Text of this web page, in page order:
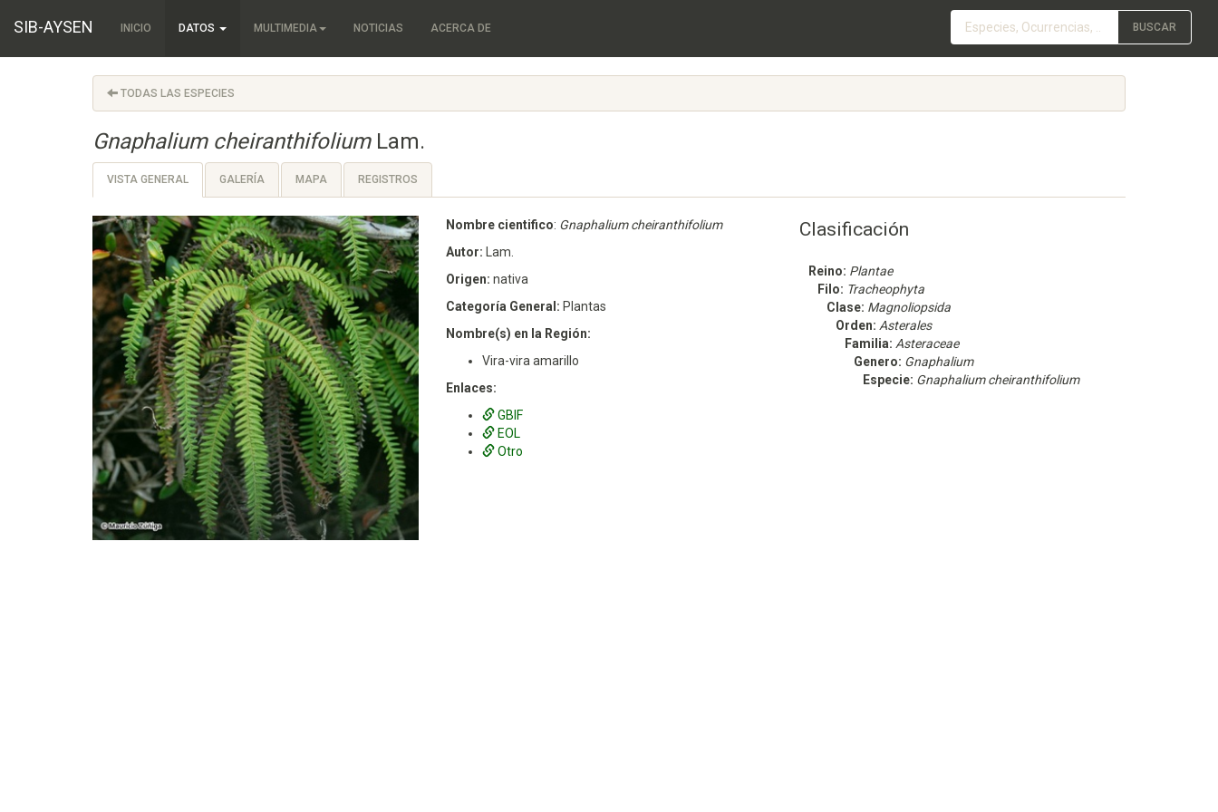
SIB-AYSEN INICIO DATOS MULTIMEDIA NOTICIAS ACERCA DE BUSCAR
TODAS LAS ESPECIES
Gnaphalium cheiranthifoliumLam.
VISTA GENERAL GALERÍA MAPA REGISTROS
Nombre cientifico: Gnaphalium cheiranthifolium
Autor: Lam.
Origen: nativa
Categoría General: Plantas
Nombre(s) en la Región:
Vira-vira amarillo
Enlaces:
GBIF
EOL
Otro
Clasificación
Reino: Plantae
Filo: Tracheophyta
Clase: Magnoliopsida
Orden: Asterales
Familia: Asteraceae
Genero: Gnaphalium
Especie: Gnaphalium cheiranthifolium